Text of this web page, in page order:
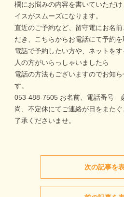
欄にお悩みの内容を書いていただ
イスがスムーズになります。
直近のご予約など、留守電にお名
だき、こちらからお電話にて予約を
電話で予約したい方や、ネットを
人の方がいらっしゃいましたら
電話の方法もございますのでお知
す。
053-488-7505 お名前、電話番号
尚、不定休にてご連絡が日をまた
了承くださいませ。
次の記事を